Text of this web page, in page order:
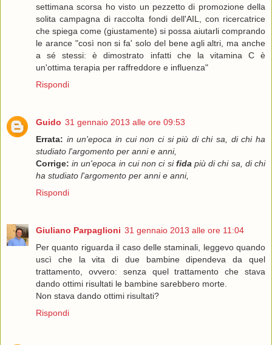
settimana scorsa ho visto un pezzetto di promozione della
solita campagna di raccolta fondi dell'AIL, con ricercatrice
che spiega come (giustamente) si possa aiutarli comprando
le arance "così non si fa' solo del bene agli altri, ma anche
a sé stessi: è dimostrato infatti che la vitamina C è
un'ottima terapia per raffreddore e influenza"
Rispondi
Guido 31 gennaio 2013 alle ore 09:53
Errata: in un'epoca in cui non ci si più di chi sa, di chi ha
studiato l'argomento per anni e anni,
Corrige:in un'epoca in cui non ci sifida più di chi sa, di chi
ha studiato l'argomento per anni e anni,
Rispondi
Giuliano Parpaglioni 31 gennaio 2013 alle ore 11:04
Per quanto riguarda il caso delle staminali, leggevo quando
uscì che la vita di due bambine dipendeva da quel
trattamento, ovvero: senza quel trattamento che stava
dando ottimi risultati le bambine sarebbero morte.
Non stava dando ottimi risultati?
Rispondi